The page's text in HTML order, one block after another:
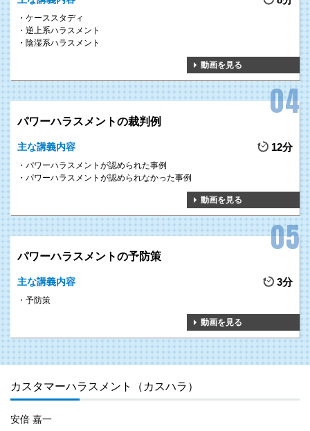
ケーススタディ
逆上系ハラスメント
陰湿系ハラスメント
動画を見る
パワーハラスメントの裁判例
主な講義内容 12分
パワーハラスメントが認められた事例
パワーハラスメントが認められなかった事例
動画を見る
パワーハラスメントの予防策
主な講義内容 3分
予防策
動画を見る
カスタマーハラスメント（カスハラ）
安倍 嘉一